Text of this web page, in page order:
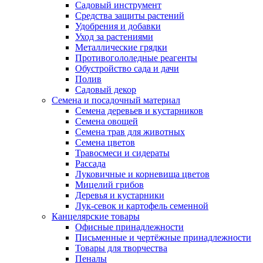
Садовый инструмент
Средства защиты растений
Удобрения и добавки
Уход за растениями
Металлические грядки
Противогололедные реагенты
Обустройство сада и дачи
Полив
Садовый декор
Семена и посадочный материал
Семена деревьев и кустарников
Семена овощей
Семена трав для животных
Семена цветов
Травосмеси и сидераты
Рассада
Луковичные и корневища цветов
Мицелий грибов
Деревья и кустарники
Лук-севок и картофель семенной
Канцелярские товары
Офисные принадлежности
Письменные и чертёжные принадлежности
Товары для творчества
Пеналы